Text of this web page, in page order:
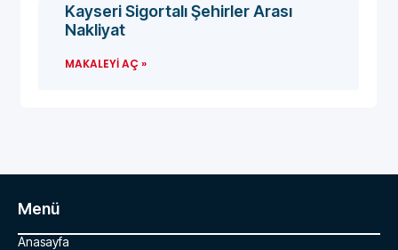
Kayseri Sigortalı Şehirler Arası
Nakliyat
MAKALEYI AÇ »
Menü
Anasayfa